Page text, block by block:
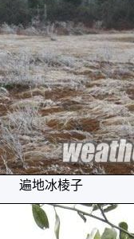
遍地冰棱子